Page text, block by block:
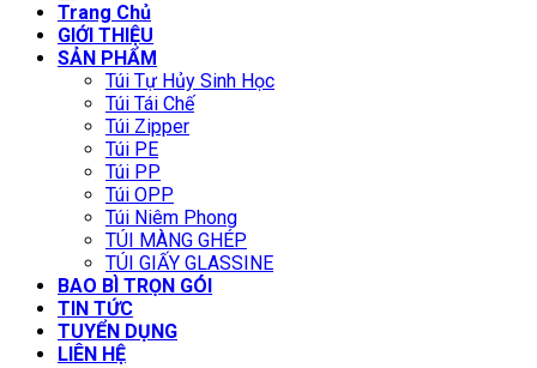
Trang Chủ
GIỚI THIỆU
SẢN PHẨM
Túi Tự Hủy Sinh Học
Túi Tái Chế
Túi Zipper
Túi PE
Túi PP
Túi OPP
Túi Niêm Phong
TÚI MÀNG GHÉP
TÚI GIẤY GLASSINE
BAO BÌ TRỌN GÓI
TIN TỨC
TUYỂN DỤNG
LIÊN HỆ